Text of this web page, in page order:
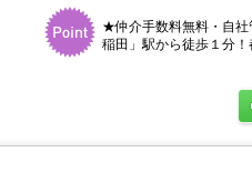
★仲介手数料無料・自
稲田」駅から徒歩１分